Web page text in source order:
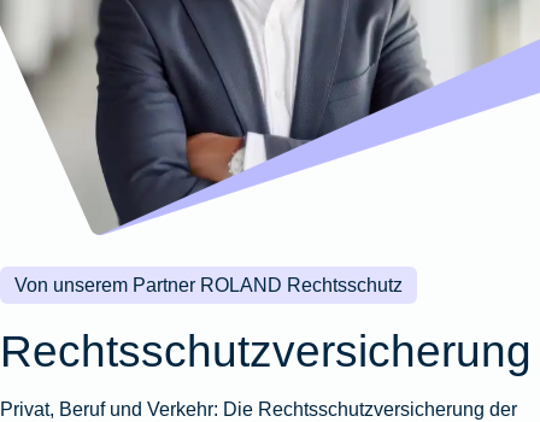
Wohnungsschutzbrief
Zur
Produktübersicht
Gewässerschadenhaftpflicht
Zur
Produktübersicht
Zur
Produktübersicht
Reisehaftpflichtversicherung
Reiserücktrittsversicherung
Zur
Produktübersicht
Zur
Produktübersicht
Zur
Produktübersicht
Zur
Produktübersicht
Montageversicherung
Zur
Produktübersicht
Gruppenunfall für
Betriebe
Gruppenunfall für
Vereine
Produktübersicht
Kunstversicherung
Ausstellungsversicherung
Valorenversicherung
Oldtimersammlungsversicherung
Zur
Von unserem Partner ROLAND Rechtsschutz
Rechtsschutzversicherung
Privat, Beruf und Verkehr: Die Rechtsschutzversicherung der